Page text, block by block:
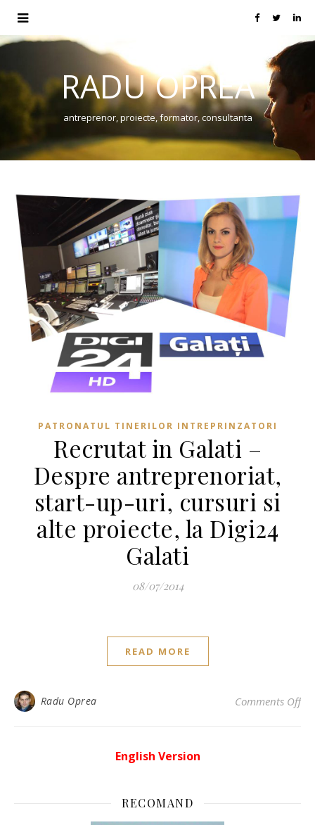
RADU OPREA
antreprenor, proiecte, formator, consultanta
PATRONATUL TINERILOR INTREPRINZATORI
Recrutat in Galati –
Despre antreprenoriat,
start-up-uri, cursuri si
alte proiecte, la Digi24
Galati
08/07/2014
READ MORE
Radu Oprea Comments Offon
English Version
RECOMAND